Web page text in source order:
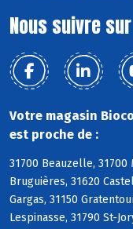
Nous suivre sur
Votre magasin
est proche de :
31700 Beauzelle, 31700
Bruguières, 31620
Gargas, 31150
Lespinasse, 31790 St-